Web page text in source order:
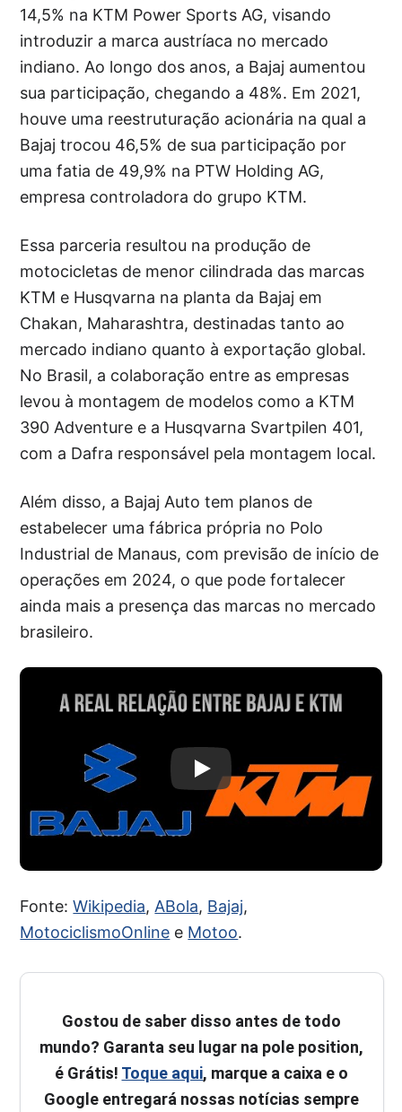
14,5% na KTM Power Sports AG, visando
introduzir a marca austríaca no mercado
indiano. Ao longo dos anos, a Bajaj aumentou
sua participação, chegando a 48%. Em 2021,
houve uma reestruturação acionária na qual a
Bajaj trocou 46,5% de sua participação por
uma fatia de 49,9% na PTW Holding AG,
empresa controladora do grupo KTM.
Essa parceria resultou na produção de
motocicletas de menor cilindrada das marcas
KTM e Husqvarna na planta da Bajaj em
Chakan, Maharashtra, destinadas tanto ao
mercado indiano quanto à exportação global.
No Brasil, a colaboração entre as empresas
levou à montagem de modelos como a KTM
390 Adventure e a Husqvarna Svartpilen 401,
com a Dafra responsável pela montagem local.
Além disso, a Bajaj Auto tem planos de
estabelecer uma fábrica própria no Polo
Industrial de Manaus, com previsão de início de
operações em 2024, o que pode fortalecer
ainda mais a presença das marcas no mercado
brasileiro.
Fonte:Wikipedia, ABola, Bajaj,
MotociclismoOnline e Motoo.
Gostou de saber disso antes de todo
mundo? Garanta seu lugar na pole position,
é Grátis! Toque aqui, marque a caixa e o
Google entregará nossas notícias sempre